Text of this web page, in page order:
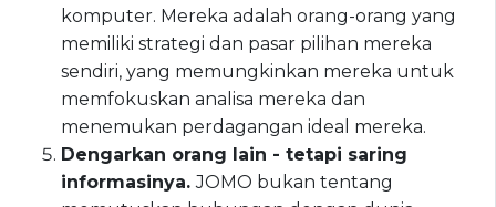
komputer. Mereka adalah orang-orang yang
memiliki strategi dan pasar pilihan mereka
sendiri, yang memungkinkan mereka untuk
memfokuskan analisa mereka dan
menemukan perdagangan ideal mereka.
Dengarkan orang lain - tetapi saring
informasinya.JOMO bukan tentang